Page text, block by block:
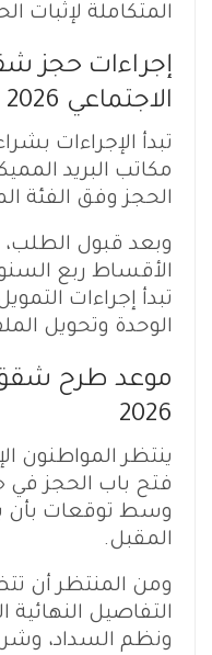
المتكاملة لإثبات
إجراءات حجز
الاجتماعي 2026
تبدأ الإجراءات
مكاتب البريد
الحجز وفق الفئة
وبعد قبول
الأقساط ربع
تبدأ إجراءات
الوحدة وتحويل
موعد طرح شقق
2026
ينتظر المواطنون
وسط توقعات بأن
المقبل.
ومن المنتظر أن
التفاصيل النهائية
ونظم السداد،